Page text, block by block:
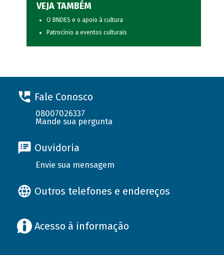
VEJA TAMBÉM
O BNDES e o apoio à cultura
Patrocínio a eventos culturais
Fale Conosco
08007026337
Mande sua pergunta
Ouvidoria
Envie sua mensagem
Outros telefones e endereços
Acesso à informação